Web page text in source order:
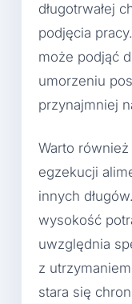
długotrwałej
podjęcia
może podjąć
umorzeniu
przynajmniej
Warto
egzekucji
innych
wysokość
uwzględnia
z
stara się